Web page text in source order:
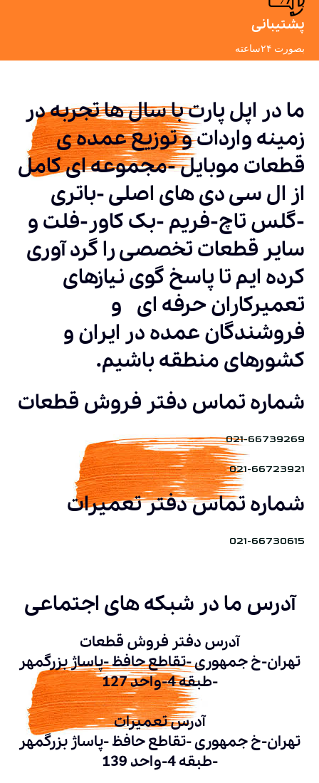
پشتیبانی
بصورت ۲۴ساعته
ما در اپل پارت با سال ها تجربه در
زمینه واردات و توزیع عمده ی
قطعات موبایل -مجموعه ای کامل
از ال سی دی های اصلی -باتری
-گلس تاچ-فریم -بک کاور-فلت و
سایر قطعات تخصصی را گرد آوری
کرده ایم تا پاسخ گوی نیازهای
تعمیرکاران حرفه ای و
فروشندگان عمده در ایران و
کشورهای منطقه باشیم.
شماره تماس دفتر فروش قطعات
021-66739269
021-66723921
شماره تماس دفتر تعمیرات
021-66730615
آدرس ما در شبکه های اجتماعی
آدرس دفتر فروش قطعات
تهران-خ جمهوری -تقاطع حافظ -پاساژ بزرگمهر
-طبقه 4-واحد 127
آدرس تعمیرات
تهران-خ جمهوری -تقاطع حافظ -پاساژ بزرگمهر
-طبقه 4-واحد 139